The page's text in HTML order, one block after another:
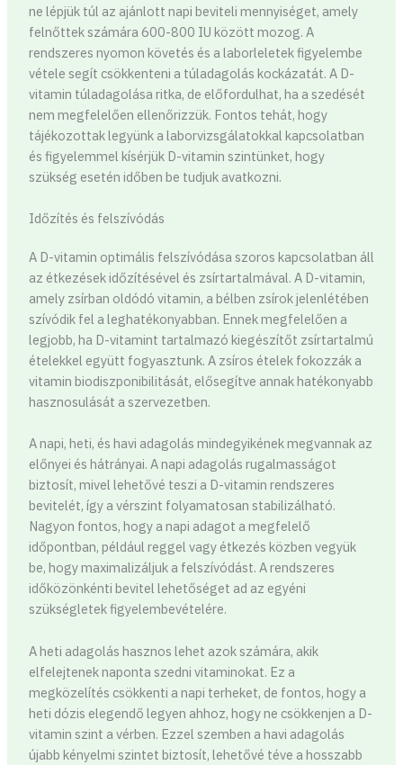
ne lépjük túl az ajánlott napi beviteli mennyiséget, amely
felnőttek számára 600-800 IU között mozog. A
rendszeres nyomon követés és a laborleletek figyelembe
vétele segít csökkenteni a túladagolás kockázatát. A D-
vitamin túladagolása ritka, de előfordulhat, ha a szedését
nem megfelelően ellenőrizzük. Fontos tehát, hogy
tájékozottak legyünk a laborvizsgálatokkal kapcsolatban
és figyelemmel kísérjük D-vitamin szintünket, hogy
szükség esetén időben be tudjuk avatkozni.
Időzítés és felszívódás
A D-vitamin optimális felszívódása szoros kapcsolatban áll
az étkezések időzítésével és zsírtartalmával. A D-vitamin,
amely zsírban oldódó vitamin, a bélben zsírok jelenlétében
szívódik fel a leghatékonyabban. Ennek megfelelően a
legjobb, ha D-vitamint tartalmazó kiegészítőt zsírtartalmú
ételekkel együtt fogyasztunk. A zsíros ételek fokozzák a
vitamin biodiszponibilitását, elősegítve annak hatékonyabb
hasznosulását a szervezetben.
A napi, heti, és havi adagolás mindegyikének megvannak az
előnyei és hátrányai. A napi adagolás rugalmasságot
biztosít, mivel lehetővé teszi a D-vitamin rendszeres
bevitelét, így a vérszint folyamatosan stabilizálható.
Nagyon fontos, hogy a napi adagot a megfelelő
időpontban, például reggel vagy étkezés közben vegyük
be, hogy maximalizáljuk a felszívódást. A rendszeres
időközönkénti bevitel lehetőséget ad az egyéni
szükségletek figyelembevételére.
A heti adagolás hasznos lehet azok számára, akik
elfelejtenek naponta szedni vitaminokat. Ez a
megközelítés csökkenti a napi terheket, de fontos, hogy a
heti dózis elegendő legyen ahhoz, hogy ne csökkenjen a D-
vitamin szint a vérben. Ezzel szemben a havi adagolás
újabb kényelmi szintet biztosít, lehetővé téve a hosszabb